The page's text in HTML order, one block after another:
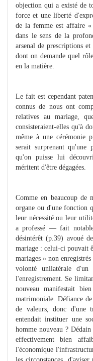
objection qui a existé de
force et une liberté
de la femme est affaire
dans le sens de la
arsenal de prescriptions et
dont on demande quel
en la matière.
Le fait est cependant
connus de nous ont
relatives au mariage,
consisteraient-elles qu'à
même à une cérémonie
serait surprenant qu'une
qu'on puisse lui
méritent d'être dégagées.
Comme en beaucoup de
organe ou d'une fonction
leur nécessité ou leur
a professé — fait
désintérêt (p.39) avoué
mariage : celui-ci pouvait
mariages » non
volonté unilatérale
l'enregistrement. Se
nouveau manifestait
matrimoniale. Défiance
de valeurs, donc d'une
entendait instituer une
homme nouveau ?
effectivement bien
l'économique